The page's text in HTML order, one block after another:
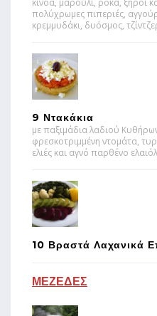
κινόα, μαρούλι, ρόκα, ξηροί
πολύχρωμες πιπεριές,
κρεμμυδάκι, δυόσμος,
9 Ντακάκια
με παξιμάδια λαδιού
φρεσκοτριμμένη ντομάτα,
ελιές και αγνό παρθένο
10 Βραστά Λαχανικά
ΜΕΖΕΔΕΣ